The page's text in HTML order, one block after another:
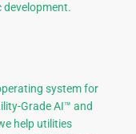
development.
system for
Grade AI™ and
help utilities